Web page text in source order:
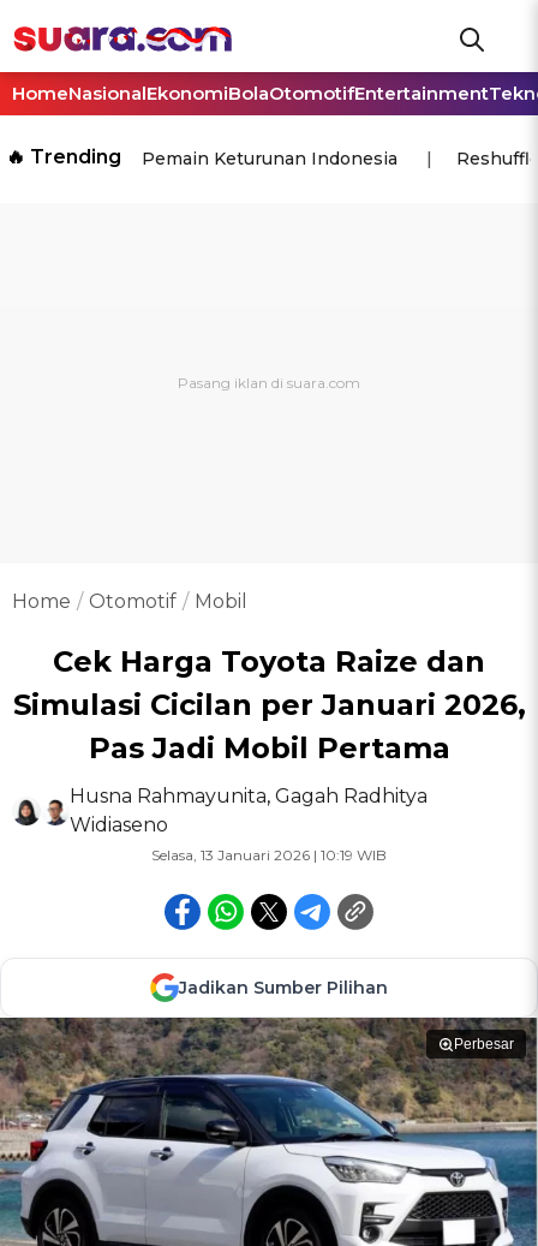
HomeNasionalEkonomiBolaOtomotifEntertainment
🔥 Trending Pemain Keturunan Indonesia
Home Otomotif Mobil
Cek Harga Toyota Raize dan
Simulasi Cicilan per Januari 2026,
Pas Jadi Mobil Pertama
Husna Rahmayunita, Gagah Radhitya
Widiaseno
Selasa, 13 Januari 2026 | 10:19 WIB
Jadikan Sumber Pilihan
Perbesar